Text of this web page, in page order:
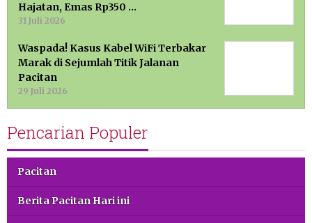
Hajatan, Emas Rp350 …
31 Juli 2026
Waspada! Kasus Kabel WiFi Terbakar
Marak di Sejumlah Titik Jalanan
Pacitan
29 Juli 2026
Pencarian Populer
Pacitan
Berita Pacitan Hari ini